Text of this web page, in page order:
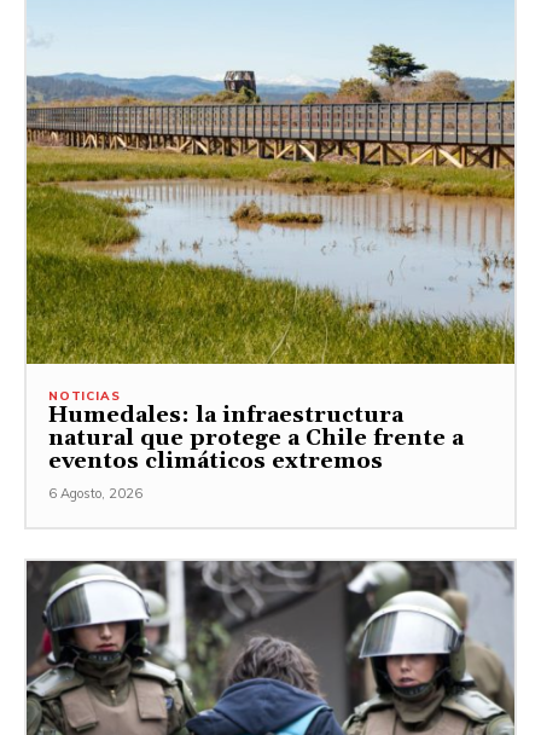
NOTICIAS
Humedales: la infraestructura
natural que protege a Chile frente a
eventos climáticos extremos
6 Agosto, 2026